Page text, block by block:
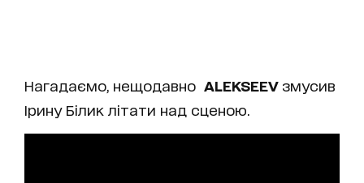
Нагадаємо, нещодавно ALEKSEEV змусив
Ірину Білик літати над сценою.